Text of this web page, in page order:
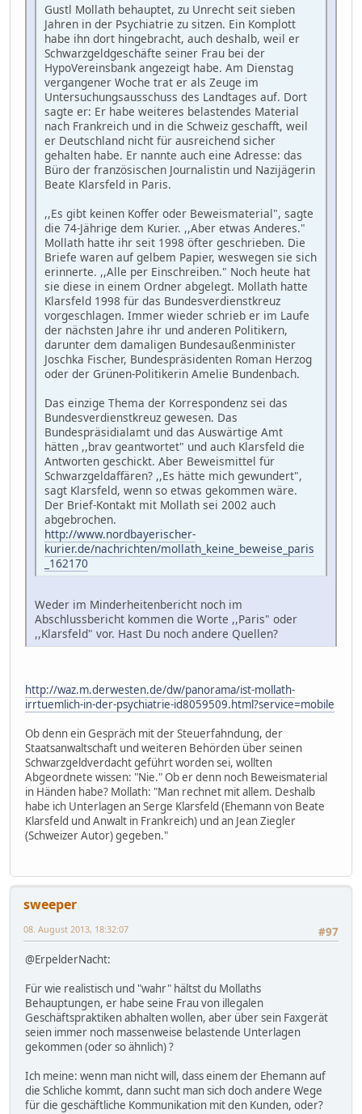
Gustl Mollath behauptet, zu Unrecht seit sieben
Jahren in der Psychiatrie zu sitzen. Ein Komplott
habe ihn dort hingebracht, auch deshalb, weil er
Schwarzgeldgeschäfte seiner Frau bei der
HypoVereinsbank angezeigt habe. Am Dienstag
vergangener Woche trat er als Zeuge im
Untersuchungsausschuss des Landtages auf. Dort
sagte er: Er habe weiteres belastendes Material
nach Frankreich und in die Schweiz geschafft, weil
er Deutschland nicht für ausreichend sicher
gehalten habe. Er nannte auch eine Adresse: das
Büro der französischen Journalistin und Nazijägerin
Beate Klarsfeld in Paris.
,,Es gibt keinen Koffer oder Beweismaterial", sagte
die 74-Jährige dem Kurier. ,,Aber etwas Anderes."
Mollath hatte ihr seit 1998 öfter geschrieben. Die
Briefe waren auf gelbem Papier, weswegen sie sich
erinnerte. ,,Alle per Einschreiben." Noch heute hat
sie diese in einem Ordner abgelegt. Mollath hatte
Klarsfeld 1998 für das Bundesverdienstkreuz
vorgeschlagen. Immer wieder schrieb er im Laufe
der nächsten Jahre ihr und anderen Politikern,
darunter dem damaligen Bundesaußenminister
Joschka Fischer, Bundespräsidenten Roman Herzog
oder der Grünen-Politikerin Amelie Bundenbach.
Das einzige Thema der Korrespondenz sei das
Bundesverdienstkreuz gewesen. Das
Bundespräsidialamt und das Auswärtige Amt
hätten ,,brav geantwortet" und auch Klarsfeld die
Antworten geschickt. Aber Beweismittel für
Schwarzgeldaffären? ,,Es hätte mich gewundert",
sagt Klarsfeld, wenn so etwas gekommen wäre.
Der Brief-Kontakt mit Mollath sei 2002 auch
abgebrochen.
http://www.nordbayerischer-
kurier.de/nachrichten/mollath_keine_beweise_paris
_162170
Weder im Minderheitenbericht noch im
Abschlussbericht kommen die Worte ,,Paris" oder
,,Klarsfeld" vor. Hast Du noch andere Quellen?
http://waz.m.derwesten.de/dw/panorama/ist-mollath-
irrtuemlich-in-der-psychiatrie-id8059509.html?service=mobile
Ob denn ein Gespräch mit der Steuerfahndung, der
Staatsanwaltschaft und weiteren Behörden über seinen
Schwarzgeldverdacht geführt worden sei, wollten
Abgeordnete wissen: "Nie." Ob er denn noch Beweismaterial
in Händen habe? Mollath: "Man rechnet mit allem. Deshalb
habe ich Unterlagen an Serge Klarsfeld (Ehemann von Beate
Klarsfeld und Anwalt in Frankreich) und an Jean Ziegler
(Schweizer Autor) gegeben."
sweeper
#97
08. August 2013, 18:32:07
@ErpelderNacht:
Für wie realistisch und "wahr" hältst du Mollaths
Behauptungen, er habe seine Frau von illegalen
Geschäftspraktiken abhalten wollen, aber über sein Faxgerät
seien immer noch massenweise belastende Unterlagen
gekommen (oder so ähnlich) ?
Ich meine: wenn man nicht will, dass einem der Ehemann auf
die Schliche kommt, dann sucht man sich doch andere Wege
für die geschäftliche Kommunikation mit den Kunden, oder?